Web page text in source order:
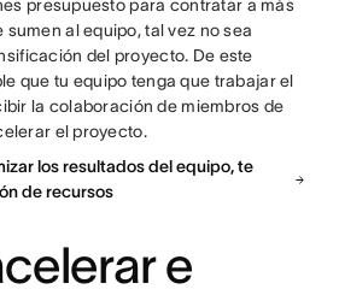
presupuesto para contratar a más
sumen al equipo, tal vez no sea
del proyecto. De este
que tu equipo tenga que trabajar el
la colaboración de miembros de
el proyecto.
los resultados del equipo, te
de recursos
e